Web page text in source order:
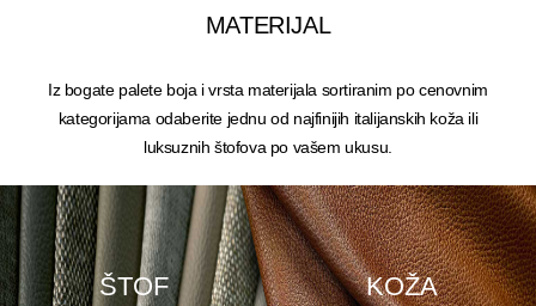
BUSINESS
PRETRAŽITE
ZAKAŽITE
MATERIJAL
Iz bogate palete boja i vrsta materijala sortiranim po cenovnim
kategorijama odaberite jednu od najfinijih italijanskih koža ili
luksuznih štofova po vašem ukusu.
ŠTOF KOŽA